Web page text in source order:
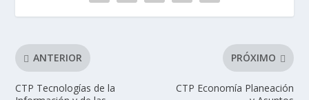
ANTERIOR
CTP Tecnologías de la
PRÓXIMO
CTP Economía Planeación